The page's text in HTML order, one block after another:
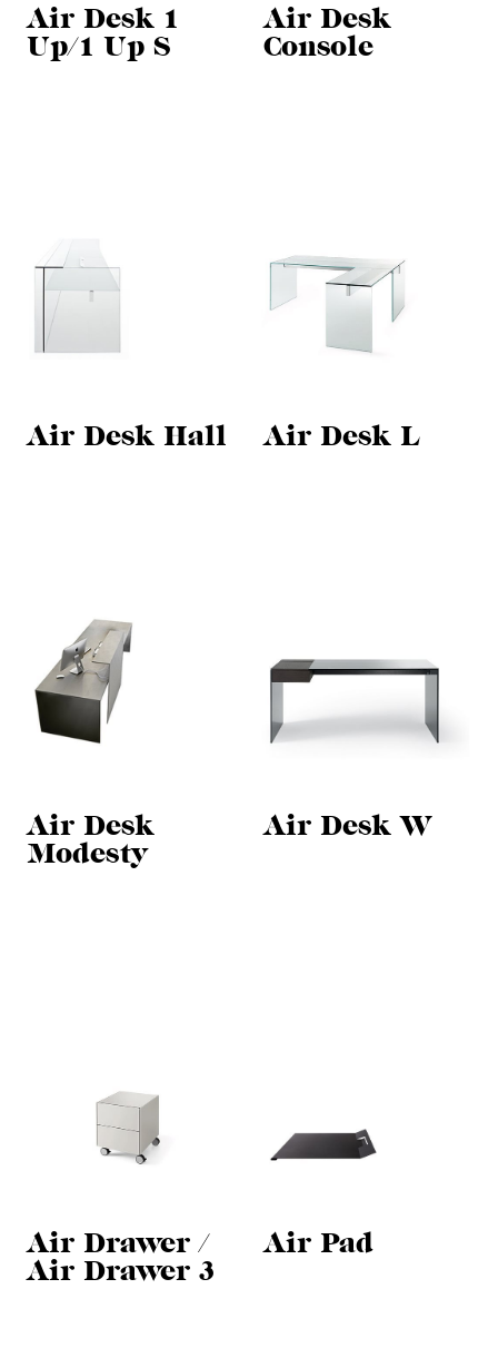
Air Desk 1
Up/1 Up S
Air Desk
Console
Air Desk Hall Air Desk L
Air Desk
Modesty
Air Desk W
Air Drawer /
Air Drawer 3
Air Pad